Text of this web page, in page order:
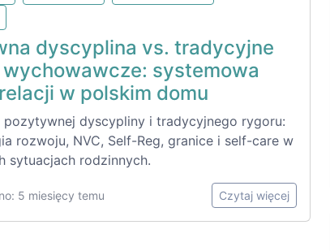
dyscyplina vs. tradycyjne
systemowa
w polskim domu
pozytywnej dyscypliny i tradycyjnego rygoru:
rozwoju, NVC, Self-Reg, granice i self-care w
sytuacjach rodzinnych.
5 miesięcy temu Czytaj więcej